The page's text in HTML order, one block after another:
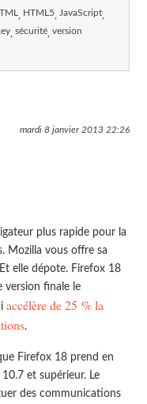
HTML5 JavaScript
sécurité version
mardi 8 janvier 201322:26
plus rapide pour la
Mozilla vous offre sa
elle dépote. Firefox 18
version finale le
accélère de 25 % la
.
Firefox 18 prend en
et supérieur. Le
des communications